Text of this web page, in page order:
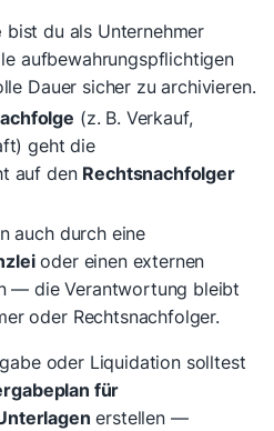
bist du als Unternehmer
aufbewahrungspflichtigen
Dauer sicher zu archivieren.
(z. B. Verkauf,
geht die
auf den Rechtsnachfolger
auch durch eine
oder einen externen
— die Verantwortung bleibt
oder Rechtsnachfolger.
oder Liquidation solltest
für
erstellen —